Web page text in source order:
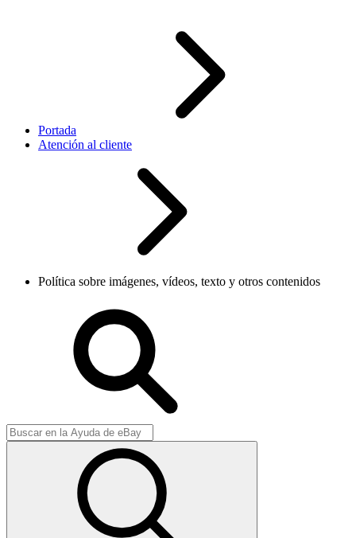
Portada
Atención al cliente
Política sobre imágenes, vídeos, texto y otros contenidos